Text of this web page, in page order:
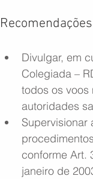
Divulgar, em
Colegiada –
todos os voos
autoridades
Supervisionar
conforme Art.
janeiro de